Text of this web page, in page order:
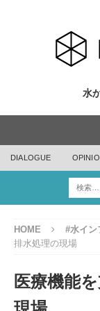
水
DIALOGUE
HOME #水イン
排水処理の現場
医療機能